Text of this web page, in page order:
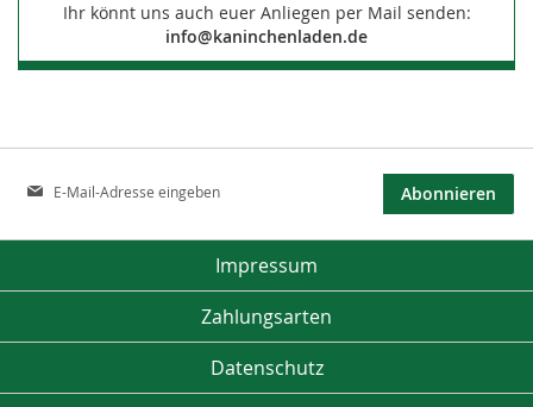
Ihr könnt uns auch euer Anliegen per Mail senden:
info@kaninchenladen.de
Anmeldung
Abonnieren
Impressum
Zahlungsarten
Datenschutz